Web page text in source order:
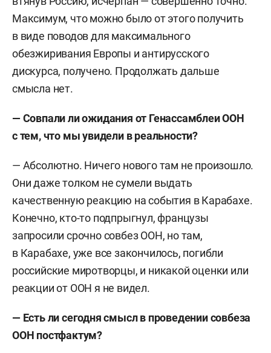
Максимум, что можно было от этого получить
в виде поводов для максимального
обезжиривания Европы и антирусского
дискурса, получено. Продолжать дальше
смысла нет.
— Совпали ли ожидания от Генассамблеи ООН
с тем, что мы увидели в реальности?
— Абсолютно. Ничего нового там не произошло.
Они даже толком не сумели выдать
качественную реакцию на события в Карабахе.
Конечно, кто-то подпрыгнул, французы
запросили срочно совбез ООН, но там,
в Карабахе, уже все закончилось, погибли
российские миротворцы, и никакой оценки или
реакции от ООН я не видел.
— Есть ли сегодня смысл в проведении совбеза
ООН постфактум?